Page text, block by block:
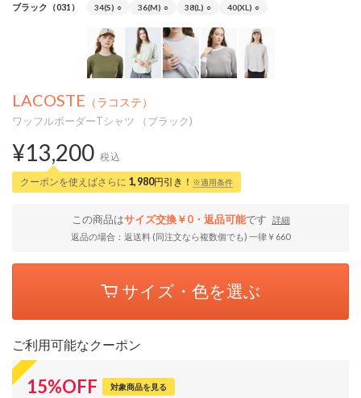
ブラック（031） 34(S) ○ 36(M) ○ 38(L) ○ 40(XL) ○
LACOSTE （ラコステ）
ワッフルボーダーTシャツ （ブラック)
¥13,200 税込
クーポンを使えばさらに 1,980円引き！ ※適用条件
この商品はサイズ交換￥0・返品可能です
詳細
返品の場合：返送料 (同注文なら複数個でも) 一律￥660
サイズ・色を選ぶ
ご利用可能なクーポン
15%OFF 対象商品を見る